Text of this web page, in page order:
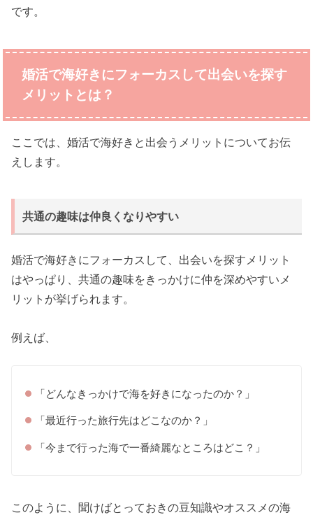
です。
婚活で海好きにフォーカスして出会いを探す
メリットとは？
ここでは、婚活で海好きと出会うメリットについてお伝
えします。
共通の趣味は仲良くなりやすい
婚活で海好きにフォーカスして、出会いを探すメリット
はやっぱり、共通の趣味をきっかけに仲を深めやすいメ
リットが挙げられます。
例えば、
「どんなきっかけで海を好きになったのか？」
「最近行った旅行先はどこなのか？」
「今まで行った海で一番綺麗なところはどこ？」
このように、聞けばとっておきの豆知識やオススメの海